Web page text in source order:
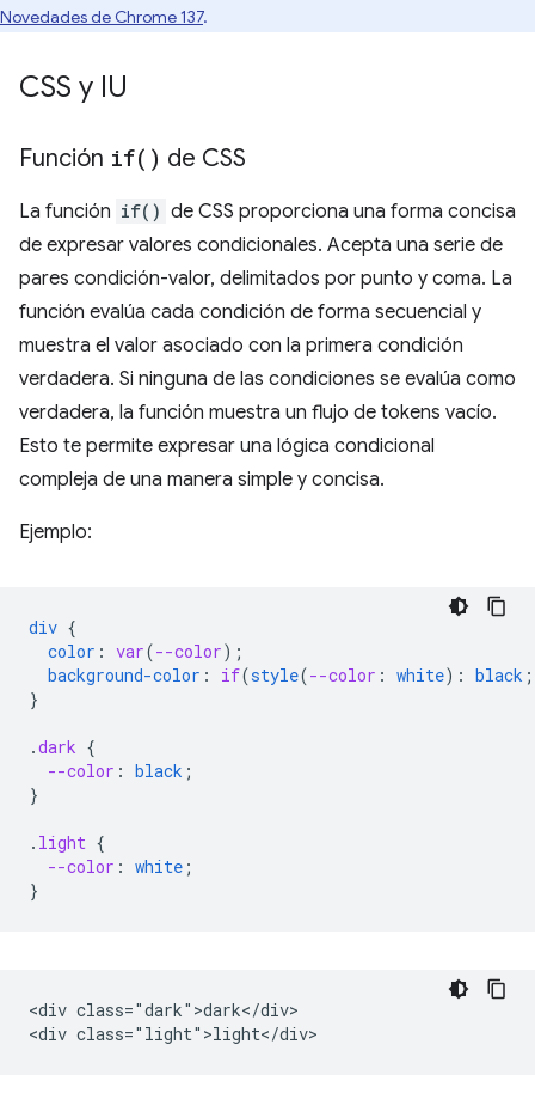
Novedades de Chrome 137.
CSS y IU
Función if( ) de CSS
La función if() de CSS proporciona una forma concisa
de expresar valores condicionales. Acepta una serie de
pares condición-valor, delimitados por punto y coma. La
función evalúa cada condición de forma secuencial y
muestra el valor asociado con la primera condición
verdadera. Si ninguna de las condiciones se evalúa como
verdadera, la función muestra un flujo de tokens vacío.
Esto te permite expresar una lógica condicional
compleja de una manera simple y concisa.
Ejemplo:
div {
color : var(--color);
background-color : if(style(--color : white) : black ;
}
.dark {
--color : black ;
}
. light {
--color : white ;
}
<div class="dark">dark</div>